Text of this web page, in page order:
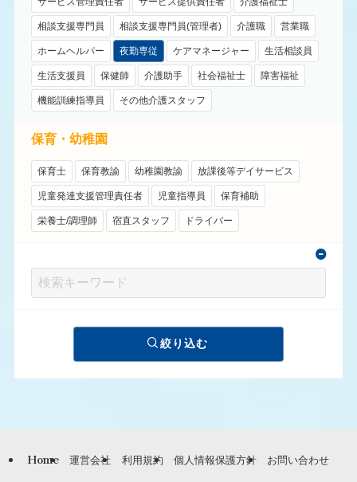
相談支援専門員 相談支援専門員(管理者) 介護職 営業職
ホームヘルパー 夜勤専従 ケアマネージャー 生活相談員
生活支援員 保健師 介護助手 社会福祉士 障害福祉
機能訓練指導員 その他介護スタッフ
保育・幼稚園
保育士 保育教諭 幼稚園教諭 放課後等デイサービス
児童発達支援管理責任者 児童指導員 保育補助
栄養士/調理師 宿直スタッフ ドライバー
絞り込む
Home 運営会社 利用規約 個人情報保護方針 お問い合わせ